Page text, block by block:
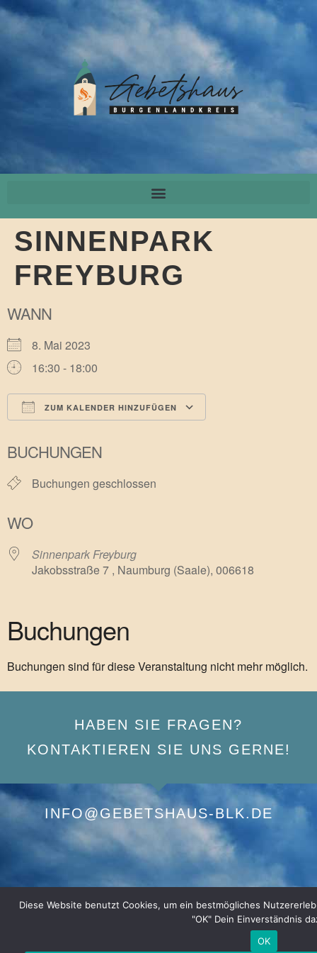
SINNENPARK
FREYBURG
WANN
8. Mai 2023
16:30 - 18:00
ZUM KALENDER HINZUFÜGEN
BUCHUNGEN
Buchungen geschlossen
WO
Sinnenpark Freyburg
Jakobsstraße 7 , Naumburg (Saale), 006618
Buchungen
Buchungen sind für diese Veranstaltung nicht mehr möglich.
HABEN SIE FRAGEN?
KONTAKTIEREN SIE UNS GERNE!
INFO@GEBETSHAUS-BLK.DE
Diese Website benutzt Cookies, um ein bestmögliches
"OK" Dein Einverständnis
OK